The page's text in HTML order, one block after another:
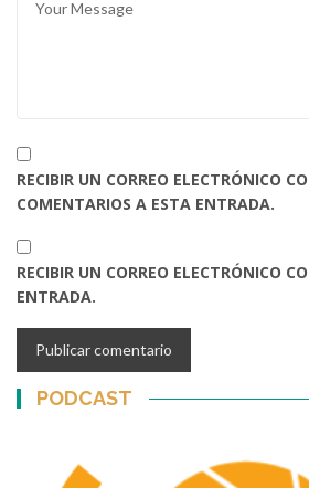
RECIBIR UN CORREO ELECTRÓNICO
COMENTARIOS A ESTA ENTRADA.
RECIBIR UN CORREO ELECTRÓNICO
ENTRADA.
PODCAST